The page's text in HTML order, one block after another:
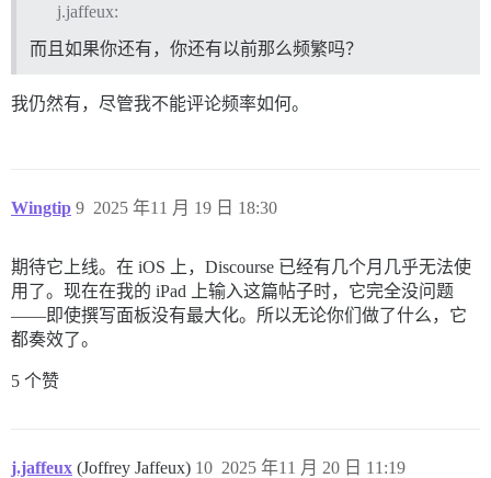
j.jaffeux:
而且如果你还有，你还有以前那么频繁吗？
我仍然有，尽管我不能评论频率如何。
Wingtip 2025 年11 月 19 日 18:30
9
期待它上线。在 iOS 上，Discourse 已经有几个月几乎无法使
用了。现在在我的 iPad 上输入这篇帖子时，它完全没问题
——即使撰写面板没有最大化。所以无论你们做了什么，它
都奏效了。
5 个赞
j.jaffeux (Joffrey Jaffeux) 2025 年11 月 20 日 11:19
10